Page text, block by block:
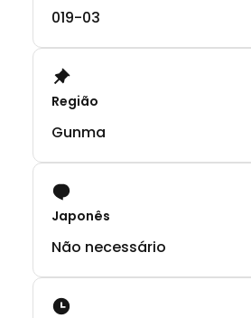
019-03
Região
Gunma
Japonês
Não necessário